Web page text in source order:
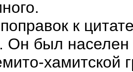
к
Он был
хамитской